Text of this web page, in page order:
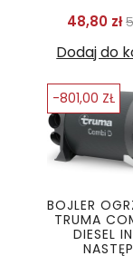
48,80 zł
Dodaj do
BOJLER
TRUMA
DIESEL
-801,00 ZŁ